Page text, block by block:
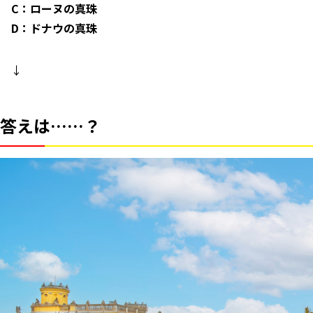
C：ローヌの真珠
D：ドナウの真珠
↓
答えは……？